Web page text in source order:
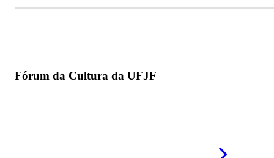
Fórum da Cultura da UFJF